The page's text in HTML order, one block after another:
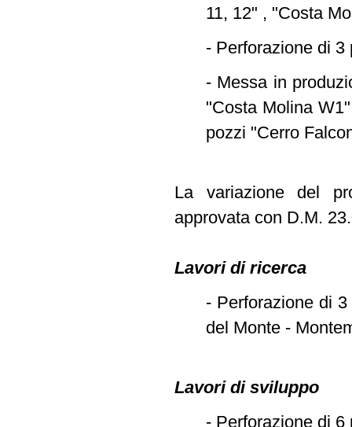
11, 12" , "Costa
- Perforazione di
- Messa in
"Costa Molina
pozzi "Cerro
La variazione del
approvata con D.M.
Lavori di ricerca
- Perforazione di
del Monte -
Lavori di sviluppo
- Perforazione di